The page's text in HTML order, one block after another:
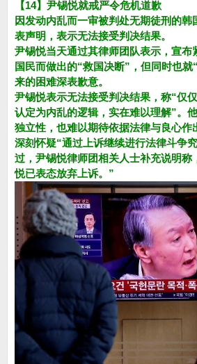
【14】尹锡悦就戒严令危机道歉
因发动内乱而一审被判处无期徒刑的韩
表声明，表示无法接受判决结果。
尹锡悦当天通过其律师团队表示，宣布
国民而做出的“救国决断”，但同时也
来的困难深表歉意。
尹锡悦表示无法接受判决结果，称“仅
认定为内乱的逻辑，实在难以理解”。
独立性，也难以期待依据法律与良心作
深刻怀疑“通过上诉继续进行法律斗争
过，尹锡悦律师团相关人士补充说明称
悦已表态放弃上诉。”